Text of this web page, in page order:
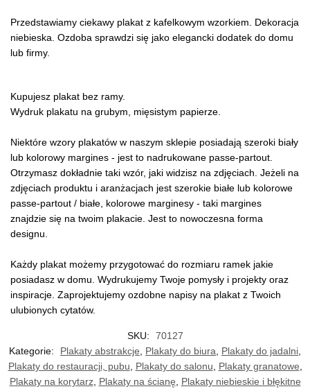
Przedstawiamy ciekawy plakat z kafelkowym wzorkiem. Dekoracja
niebieska. Ozdoba sprawdzi się jako elegancki dodatek do domu
lub firmy.
Kupujesz plakat bez ramy.
Wydruk plakatu na grubym, mięsistym papierze.
Niektóre wzory plakatów w naszym sklepie posiadają szeroki biały
lub kolorowy margines - jest to nadrukowane passe-partout.
Otrzymasz dokładnie taki wzór, jaki widzisz na zdjęciach. Jeżeli na
zdjęciach produktu i aranżacjach jest szerokie białe lub kolorowe
passe-partout / białe, kolorowe marginesy - taki margines
znajdzie się na twoim plakacie. Jest to nowoczesna forma
designu.
Każdy plakat możemy przygotować do rozmiaru ramek jakie
posiadasz w domu. Wydrukujemy Twoje pomysły i projekty oraz
inspiracje. Zaprojektujemy ozdobne napisy na plakat z Twoich
ulubionych cytatów.
SKU:
70127
Kategorie:
Plakaty abstrakcje, Plakaty do biura, Plakaty do jadalni,
Plakaty do restauracji, pubu, Plakaty do salonu, Plakaty granatowe,
Plakaty na korytarz, Plakaty na ścianę, Plakaty niebieskie i błękitne